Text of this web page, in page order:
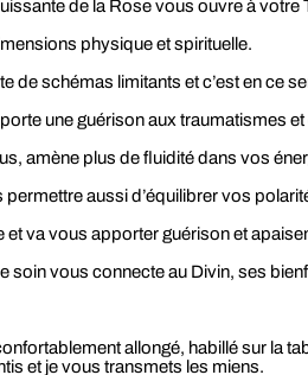
de la Rose vous ouvre à
physique et spirituelle.
de schémas limitants et c’est en ce
une guérison aux traumatismes
amène plus de fluidité dans vos
aussi d’équilibrer vos
et va vous apporter guérison et
soin vous connecte au Divin, ses
allongé, habillé sur la
et je vous transmets les miens.